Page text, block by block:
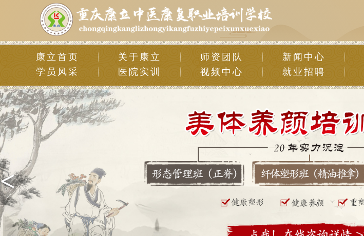
康立首页 关于康立 师资团队 新闻中心
学员风采
医院实训 视频中心 就业招聘
<